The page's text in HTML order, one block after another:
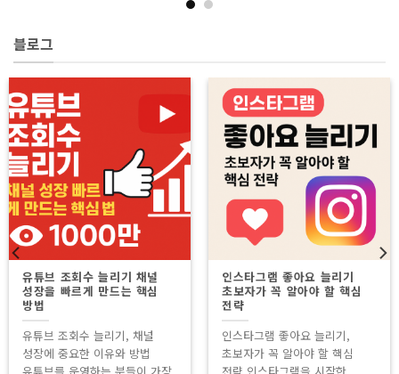
블로그
유튜브 조회수 늘리기 채널
성장을 빠르게 만드는 핵심
방법
유튜브 조회수 늘리기, 채널
성장에 중요한 이유와 방법
인스타그램 좋아요 늘리기
초보자가 꼭 알아야 할 핵심
전략
인스타그램 좋아요 늘리기,
초보자가 꼭 알아야 할 핵심